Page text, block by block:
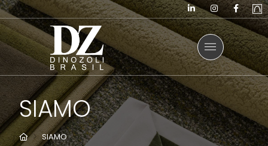
SIAMO
HomeSIAMO